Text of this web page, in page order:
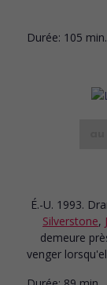
Durée: 105 min.
É.-U. 1993.
Silverstone,
demeure
venger